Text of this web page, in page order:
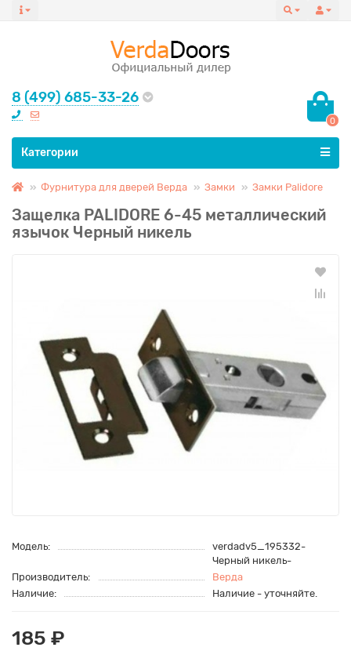
8 (499) 685-33-26
0
Все категории
Категории
Фурнитура для дверей Верда Замки Замки Palidore
Защелка PALIDORE 6-45 металлический
язычок Черный никель
Модель:
verdadv5_195332-
Черный никель-
Производитель:
Верда
Наличие:
Наличие - уточняйте.
185 ₽